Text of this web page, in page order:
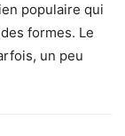
populaire qui
formes. Le
un peu